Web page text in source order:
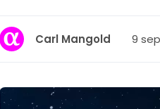
Carl Mangold 9